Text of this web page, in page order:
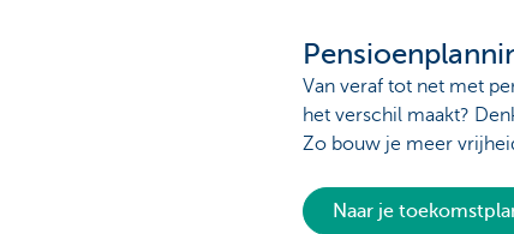
Van veraf tot net met
het verschil maakt?
Zo bouw je meer
Naar je